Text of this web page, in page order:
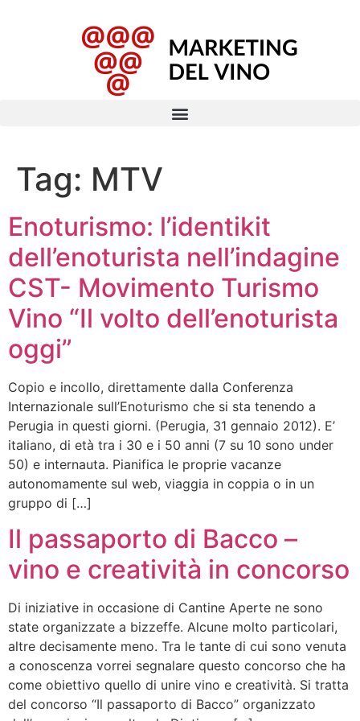
Tag: MTV
Enoturismo: l’identikit
dell’enoturista nell’indagine
CST- Movimento Turismo
Vino “Il volto dell’enoturista
oggi”
Copio e incollo, direttamente dalla Conferenza
Internazionale sull’Enoturismo che si sta tenendo a
Perugia in questi giorni. (Perugia, 31 gennaio 2012). E’
italiano, di età tra i 30 e i 50 anni (7 su 10 sono under
50) e internauta. Pianifica le proprie vacanze
autonomamente sul web, viaggia in coppia o in un
gruppo di […]
Il passaporto di Bacco –
vino e creatività in concorso
Di iniziative in occasione di Cantine Aperte ne sono
state organizzate a bizzeffe. Alcune molto particolari,
altre decisamente meno. Tra le tante di cui sono venuta
a conoscenza vorrei segnalare questo concorso che ha
come obiettivo quello di unire vino e creatività. Si tratta
del concorso “Il passaporto di Bacco” organizzato